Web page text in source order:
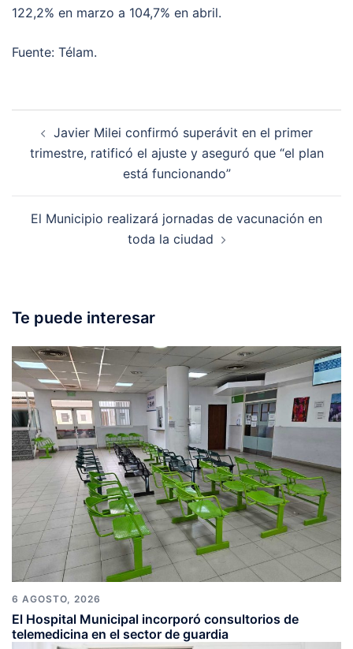
122,2% en marzo a 104,7% en abril.
Fuente: Télam.
navigation
Javier Milei confirmó superávit en el primer
trimestre, ratificó el ajuste y aseguró que “el plan
está funcionando”
El Municipio realizará jornadas de vacunación en
toda la ciudad
Te puede interesar
6 AGOSTO, 2026
El Hospital Municipal incorporó consultorios de
telemedicina en el sector de guardia